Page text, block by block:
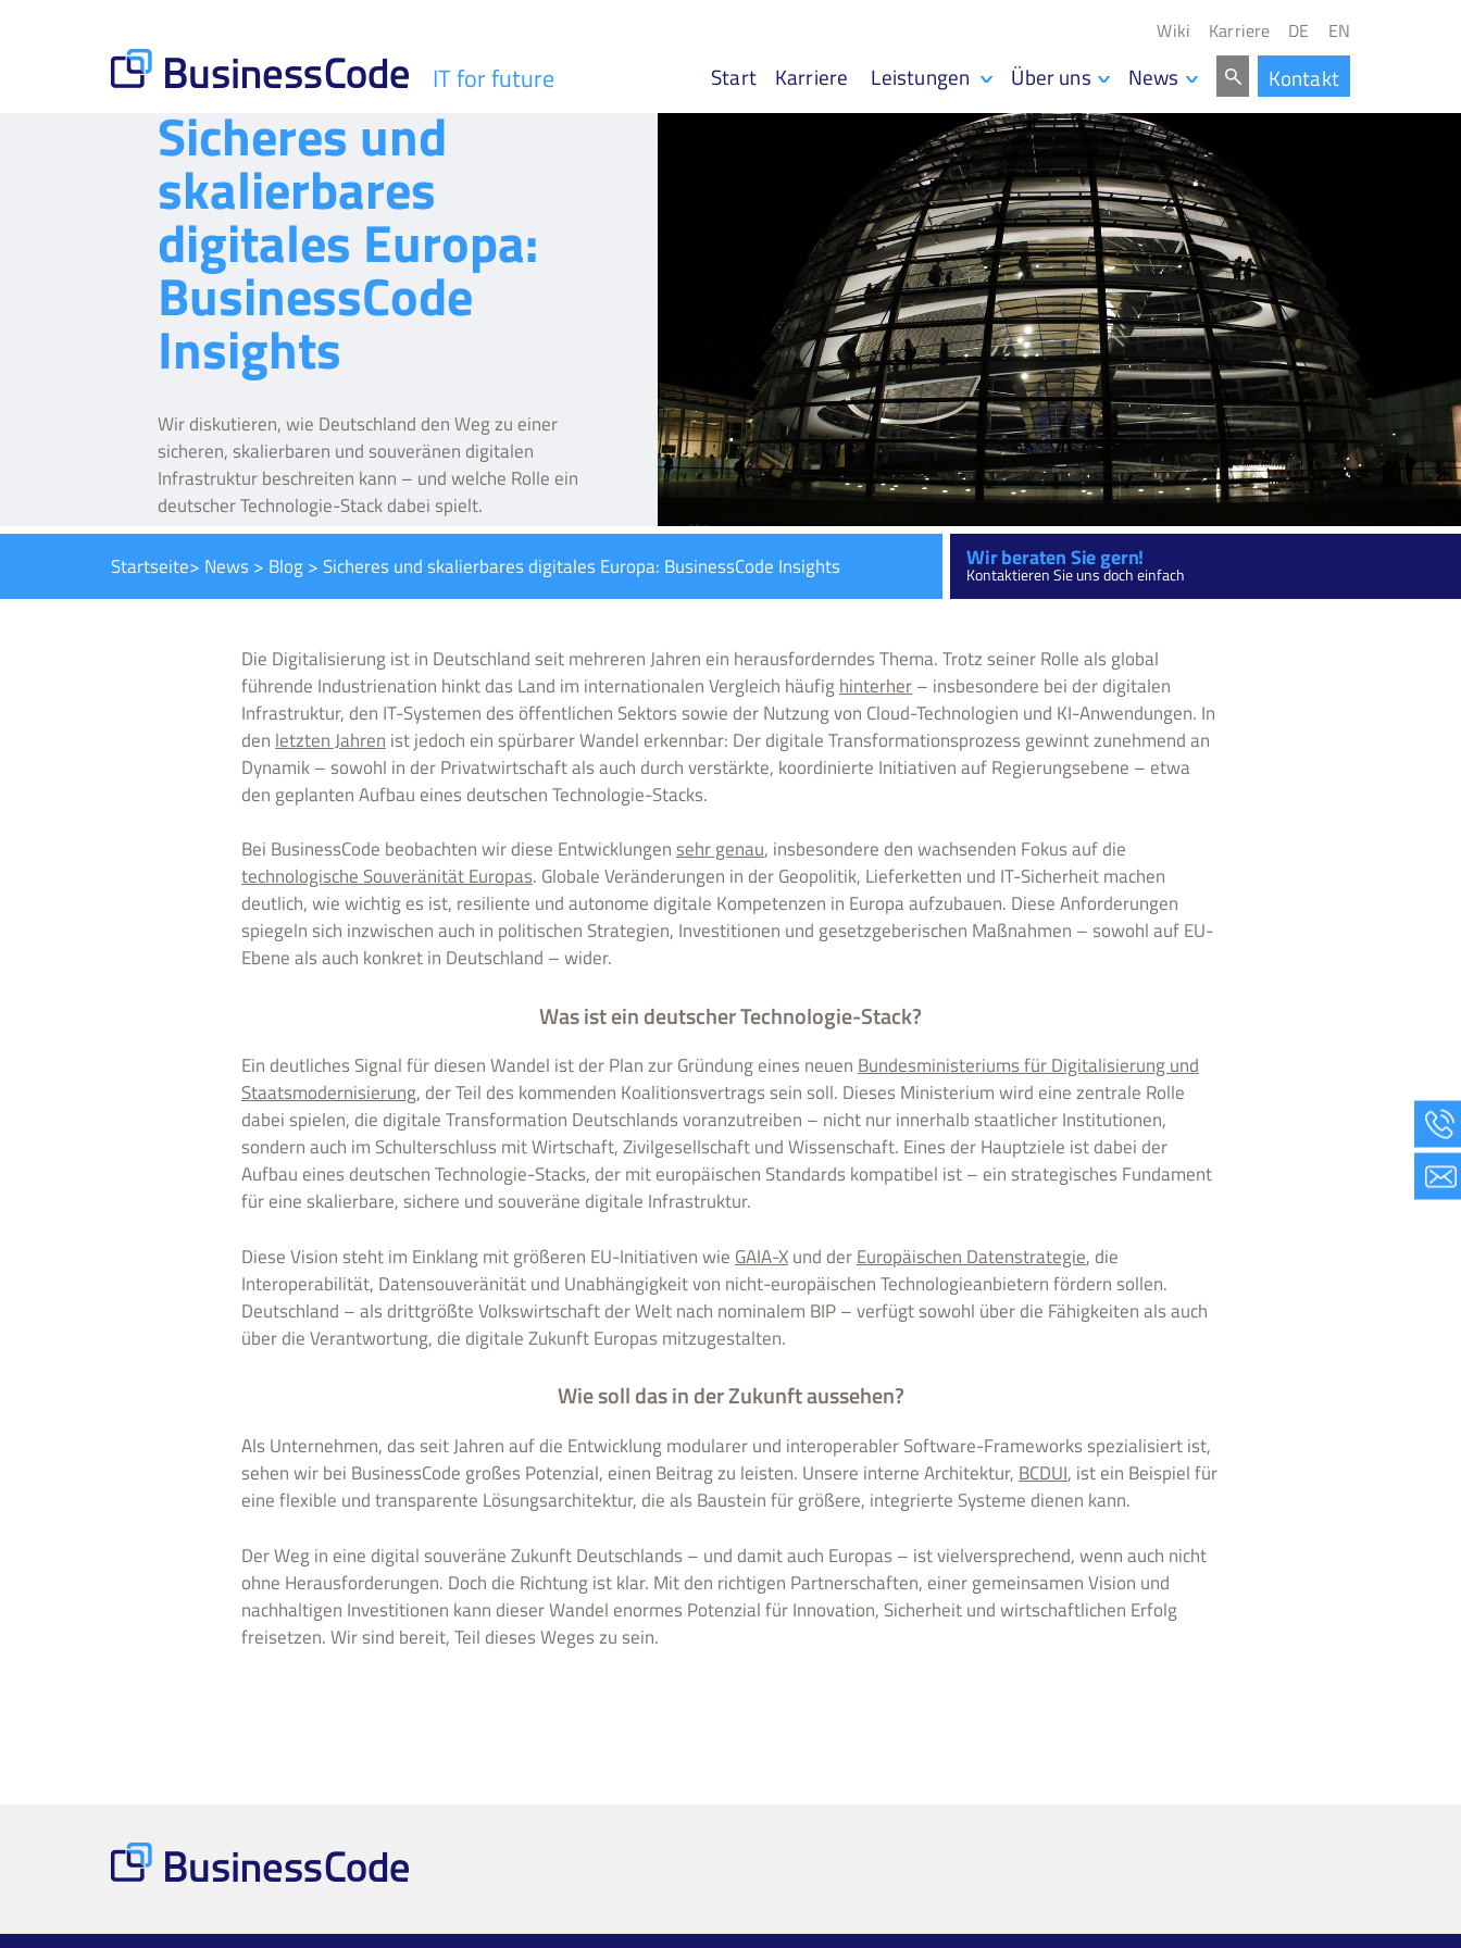
IT for future
Wiki Karriere DE EN
Start Karriere Leistungen Über uns News Kontakt
Sicheres und
skalierbares
digitales Europa:
BusinessCode
Insights
Wir diskutieren, wie Deutschland den Weg zu einer
sicheren, skalierbaren und souveränen digitalen
Infrastruktur beschreiten kann – und welche Rolle ein
deutscher Technologie-Stack dabei spielt.
Startseite> News> Blog>Sicheres und skalierbares digitales Europa: BusinessCode Insights Wir beraten Sie gern!
Kontaktieren Sie uns doch einfach
Die Digitalisierung ist in Deutschland seit mehreren Jahren ein herausforderndes Thema. Trotz seiner Rolle als global
führende Industrienation hinkt das Land im internationalen Vergleich häufighinterher– insbesondere bei der digitalen
Infrastruktur, den IT-Systemen des öffentlichen Sektors sowie der Nutzung von Cloud-Technologien und KI-Anwendungen. In
den letzten Jahren ist jedoch ein spürbarer Wandel erkennbar: Der digitale Transformationsprozess gewinnt zunehmend an
Dynamik – sowohl in der Privatwirtschaft als auch durch verstärkte, koordinierte Initiativen auf Regierungsebene – etwa
den geplanten Aufbau eines deutschen Technologie-Stacks.
Bei BusinessCode beobachten wir diese Entwicklungensehr genau, insbesondere den wachsenden Fokus auf die
technologische Souveränität Europas. Globale Veränderungen in der Geopolitik, Lieferketten und IT-Sicherheit machen
deutlich, wie wichtig es ist, resiliente und autonome digitale Kompetenzen in Europa aufzubauen. Diese Anforderungen
spiegeln sich inzwischen auch in politischen Strategien, Investitionen und gesetzgeberischen Maßnahmen – sowohl auf EU-
Ebene als auch konkret in Deutschland – wider.
Was ist ein deutscher Technologie-Stack?
Ein deutliches Signal für diesen Wandel ist der Plan zur Gründung eines neuenBundesministeriums für Digitalisierung und
Staatsmodernisierung, der Teil des kommenden Koalitionsvertrags sein soll. Dieses Ministerium wird eine zentrale Rolle
dabei spielen, die digitale Transformation Deutschlands voranzutreiben – nicht nur innerhalb staatlicher Institutionen,
sondern auch im Schulterschluss mit Wirtschaft, Zivilgesellschaft und Wissenschaft. Eines der Hauptziele ist dabei der
Aufbau eines deutschen Technologie-Stacks, der mit europäischen Standards kompatibel ist – ein strategisches Fundament
für eine skalierbare, sichere und souveräne digitale Infrastruktur.
Diese Vision steht im Einklang mit größeren EU-Initiativen wie GAIA-Xund derEuropäischen Datenstrategie, die
Interoperabilität, Datensouveränität und Unabhängigkeit von nicht-europäischen Technologieanbietern fördern sollen.
Deutschland – als drittgrößte Volkswirtschaft der Welt nach nominalem BIP – verfügt sowohl über die Fähigkeiten als auch
über die Verantwortung, die digitale Zukunft Europas mitzugestalten.
Wie soll das in der Zukunft aussehen?
Als Unternehmen, das seit Jahren auf die Entwicklung modularer und interoperabler Software-Frameworks spezialisiert ist,
sehen wir bei BusinessCode großes Potenzial, einen Beitrag zu leisten. Unsere interne Architektur,BCDUI, ist ein Beispiel für
eine flexible und transparente Lösungsarchitektur, die als Baustein für größere, integrierte Systeme dienen kann.
Der Weg in eine digital souveräne Zukunft Deutschlands – und damit auch Europas – ist vielversprechend, wenn auch nicht
ohne Herausforderungen. Doch die Richtung ist klar. Mit den richtigen Partnerschaften, einer gemeinsamen Vision und
nachhaltigen Investitionen kann dieser Wandel enormes Potenzial für Innovation, Sicherheit und wirtschaftlichen Erfolg
freisetzen. Wir sind bereit, Teil dieses Weges zu sein.